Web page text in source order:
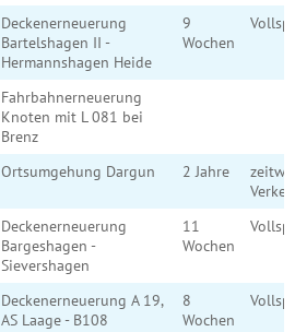
Deckenerneuerung
Bartelshagen II -
Hermannshagen Heide
9
Wochen
Fahrbahnerneuerung
Knoten mit L 081 bei
Brenz
Ortsumgehung Dargun 2 Jahre
Deckenerneuerung
Bargeshagen -
Sievershagen
11
Wochen
Deckenerneuerung A 19,
AS Laage - B108
8
Wochen